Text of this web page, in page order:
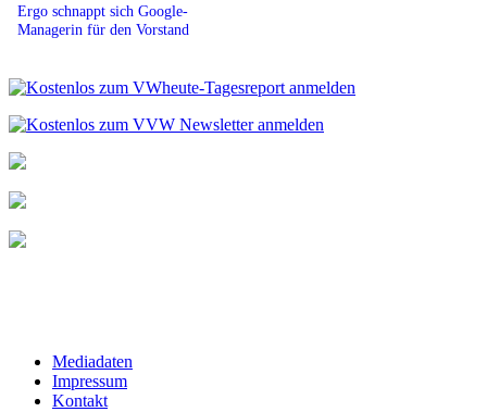
Ergo schnappt sich Google-
Managerin für den Vorstand
Mediadaten
Impressum
Kontakt